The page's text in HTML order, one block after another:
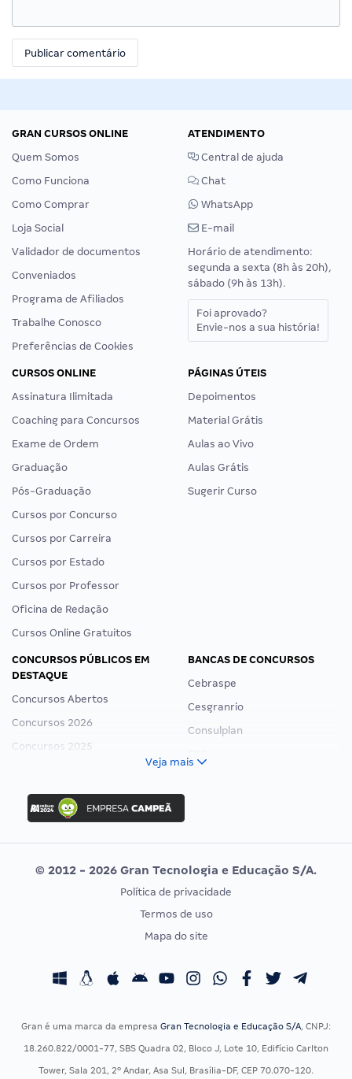
GRAN CURSOS ONLINE
Quem Somos
Como Funciona
Como Comprar
Loja Social
Validador de documentos
Conveniados
Programa de Afiliados
Trabalhe Conosco
Preferências de Cookies
ATENDIMENTO
Central de ajuda
Chat
WhatsApp
E-mail
Horário de atendimento:
segunda a sexta (8h às 20h),
sábado (9h às 13h).
Foi aprovado?
Envie-nos a sua história!
CURSOS ONLINE
Assinatura Ilimitada
Coaching para Concursos
Exame de Ordem
Graduação
Pós-Graduação
Cursos por Concurso
Cursos por Carreira
Cursos por Estado
Cursos por Professor
Oficina de Redação
Cursos Online Gratuitos
PÁGINAS ÚTEIS
Depoimentos
Material Grátis
Aulas ao Vivo
Aulas Grátis
Sugerir Curso
CONCURSOS PÚBLICOS EM
DESTAQUE
Concursos Abertos
Concursos 2026
Concursos 2025
Concurso Ibama
Concurso MPU
Editais publicados
BANCAS DE CONCURSOS
Cebraspe
Cesgranrio
Consulplan
Vunesp
CONCURSOS POR PROFISSÃO
Concursos Fiscais
EXAME DE ORDEM
Calendário OAB
Veja mais
© 2012 - 2026 Gran Tecnologia e Educação S/A.
Política de privacidade
Termos de uso
Mapa do site
Gran é uma marca da empresa Gran Tecnologia e Educação S/A, CNPJ:
18.260.822/0001-77, SBS Quadra 02, Bloco J, Lote 10, Edifício Carlton
Tower, Sala 201, 2º Andar, Asa Sul, Brasília-DF, CEP 70.070-120.